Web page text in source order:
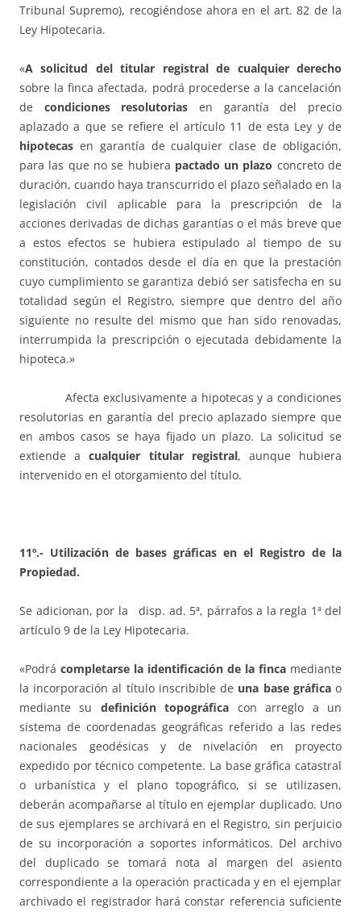
Tribunal Supremo), recogiéndose ahora en el art. 82 de la
Ley Hipotecaria.
«A solicitud del titular registral de cualquier derecho
sobre la finca afectada, podrá procederse a la cancelación
de condiciones resolutorias en garantía del precio
aplazado a que se refiere el artículo 11 de esta Ley y de
hipotecas en garantía de cualquier clase de obligación,
para las que no se hubiera pactado un plazo concreto de
duración, cuando haya transcurrido el plazo señalado en la
legislación civil aplicable para la prescripción de la
acciones derivadas de dichas garantías o el más breve que
a estos efectos se hubiera estipulado al tiempo de su
constitución, contados desde el día en que la prestación
cuyo cumplimiento se garantiza debió ser satisfecha en su
totalidad según el Registro, siempre que dentro del año
siguiente no resulte del mismo que han sido renovadas,
interrumpida la prescripción o ejecutada debidamente la
hipoteca.»
Afecta exclusivamente a hipotecas y a condiciones
resolutorias en garantía del precio aplazado siempre que
en ambos casos se haya fijado un plazo. La solicitud se
extiende acualquier titular registral, aunque hubiera
intervenido en el otorgamiento del título.
11º.- Utilización de bases gráficas en el Registro de la
Propiedad.
Se adicionan, por la disp. ad. 5ª, párrafos a la regla 1ª del
artículo 9 de la Ley Hipotecaria.
«Podrá completarse la identificación de la finca mediante
la incorporación al título inscribible de una base gráficao
mediante su definición topográfica con arreglo a un
sistema de coordenadas geográficas referido a las redes
nacionales geodésicas y de nivelación en proyecto
expedido por técnico competente. La base gráfica catastral
o urbanística y el plano topográfico, si se utilizasen,
deberán acompañarse al título en ejemplar duplicado. Uno
de sus ejemplares se archivará en el Registro, sin perjuicio
de su incorporación a soportes informáticos. Del archivo
del duplicado se tomará nota al margen del asiento
correspondiente a la operación practicada y en el ejemplar
archivado el registrador hará constar referencia suficiente